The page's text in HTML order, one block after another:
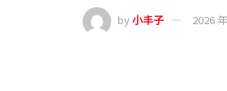
by小丰子 2026